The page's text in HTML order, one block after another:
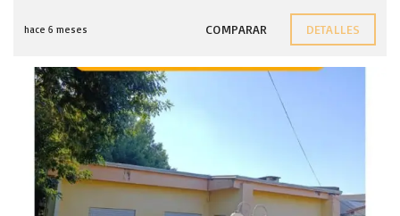
hace 6 meses COMPARAR DETALLES